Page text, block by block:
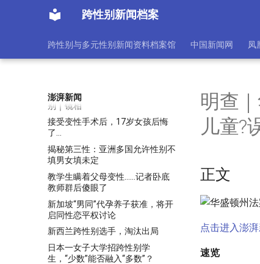
跨性别新闻档案
跨性别与多元性别新闻资料档案馆 中国新闻网 凤
澎湃新闻
拜登提名跨性别医生担任卫生部助
理部长，创下历史
拜登撤销特朗普禁令，允许变性者
在美军服役
挣扎数十年，我要回归我本来的性
别｜镜相
接受变性手术后，17岁女孩后悔
了…
揭秘第三性：亚洲多国允许性别不
填男女填未定
教学生瞒着父母变性……记者卧底
教师群后傻眼了
新加坡“男同”代孕养子获准，将开
启同性恋平权讨论
新西兰跨性别选手，淘汰出局
日本一女子大学招跨性别学
生，“少数”能否融入“多数”？
明查
儿童?
正文
点击进入澎
速览